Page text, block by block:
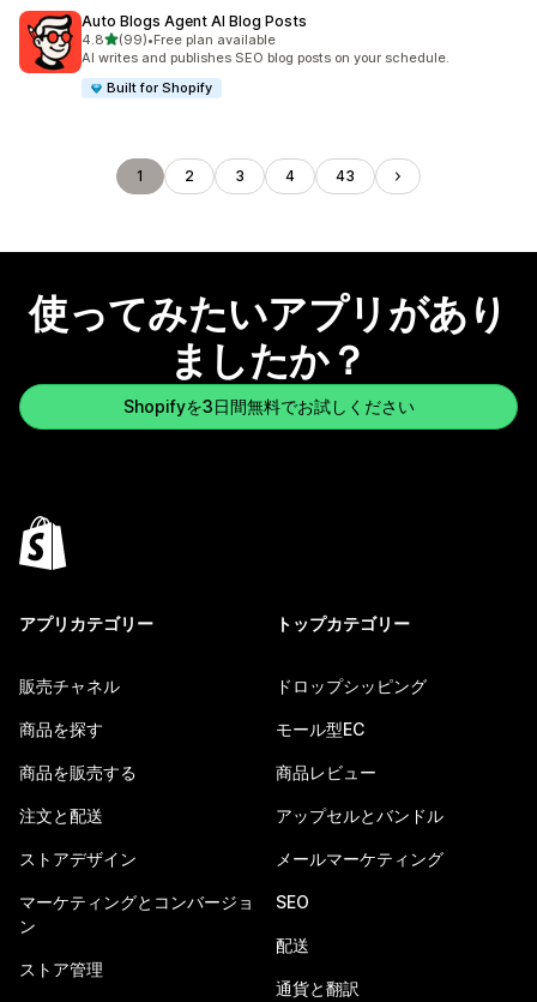
Auto Blogs Agent AI Blog Posts
4.85つ星中
(99)
合計レビュー数：99件
•Free plan available
AI writes and publishes SEO blog posts on your schedule.
Built for Shopify
1 2 3 4 43
使ってみたいアプリがあり
ましたか？
Shopifyを3日間無料でお試しください
アプリカテゴリー
販売チャネル
商品を探す
商品を販売する
注文と配送
ストアデザイン
マーケティングとコンバージョ
ン
ストア管理
トップカテゴリー
ドロップシッピング
モール型EC
商品レビュー
アップセルとバンドル
メールマーケティング
SEO
配送
通貨と翻訳